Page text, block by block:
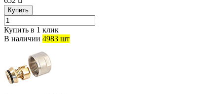
Купить
Купить в 1 клик
В наличии 4983 шт